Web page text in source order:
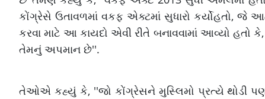
કોંગ્રેસે ઉતાવળમાં વકફ એક્ટમાં સુધારો કર્યોહતો, જે
કરવા માટે આ કાયદો એવી રીતે બનાવવામાં આવ્યો
તેમનું અપમાન છે''.
તેઓએ કહ્યું કે, ''જો કોંગ્રેસને મુસ્લિમો પ્રત્યે થોડી